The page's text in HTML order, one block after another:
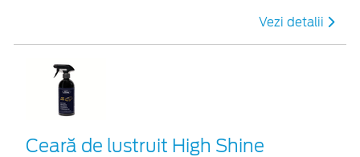
Vezi detalii
Ceară de lustruit High Shine